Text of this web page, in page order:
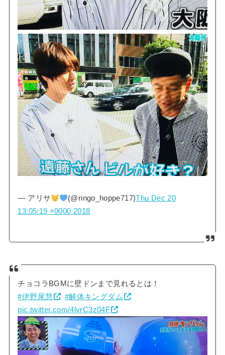
— アリサ (@ringo_hoppe717)Thu Dec 20
13:05:19 +0000 2018
チョコラBGMに壁ドンまで見れるとは！
#伊野尾慧
#解体キングダム
pic.twitter.com/4lvrC3z04F